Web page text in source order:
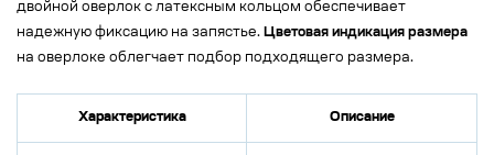
двойной оверлок с латексным кольцом обеспечивает
надежную фиксацию на запястье. Цветовая индикация размера
на оверлоке облегчает подбор подходящего размера.
Характеристика Описание